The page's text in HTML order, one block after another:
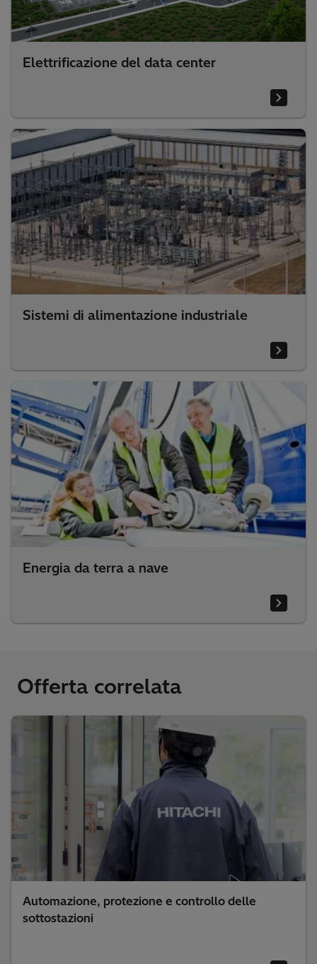
Elettrificazione del data center
Sistemi di alimentazione industriale
Energia da terra a nave
Offerta correlata
Automazione, protezione e controllo delle
sottostazioni